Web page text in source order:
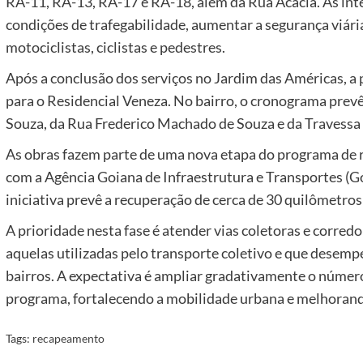
condições de trafegabilidade, aumentar a segurança
motociclistas, ciclistas e pedestres.
Após a conclusão dos serviços no Jardim das Américas,
para o Residencial Veneza. No bairro, o cronograma
Souza, da Rua Frederico Machado de Souza e da
As obras fazem parte de uma nova etapa do programa
com a Agência Goiana de Infraestrutura e Transportes
iniciativa prevê a recuperação de cerca de 30
A prioridade nesta fase é atender vias coletoras e
aquelas utilizadas pelo transporte coletivo e que
bairros. A expectativa é ampliar gradativamente o
programa, fortalecendo a mobilidade urbana e
Tags: recapeamento